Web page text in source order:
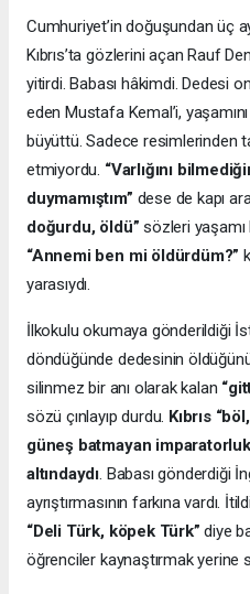
Cumhuriyet’in doğuşundan üç
Kıbrıs’ta gözlerini açan Rauf
yitirdi. Babası hâkimdi. Dedesi
eden Mustafa Kemal’i,
büyüttü. Sadece resimlerinden
etmiyordu. “Varlığını
duymamıştım” dese de kapı
doğurdu, öldü” sözleri yaşamı
“Annemi ben mi öldürdüm?”
yarasıydı.
İlkokulu okumaya gönderildiği
döndüğünde dedesinin
silinmez bir anı olarak kalan
sözü çınlayıp durdu. Kıbrıs
güneş batmayan
altındaydı. Babası gönderdiği
ayrıştırmasının farkına vardı.
“Deli Türk, köpek Türk” diye
öğrenciler kaynaştırmak yerine